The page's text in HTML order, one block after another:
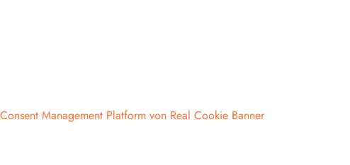
Consent Management Platform von Real Cookie Banner